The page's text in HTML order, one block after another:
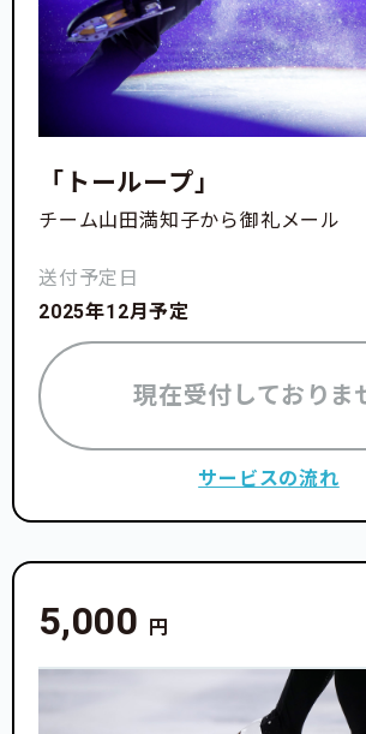
「トーループ」
チーム山田満知子から御礼メール
送付予定日
2025年12月予定
現在受付しておりま
サービスの流れ
5,000 円